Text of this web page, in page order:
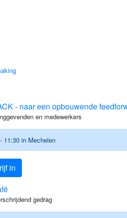
- naar een opbouwende
en medewerkers
11:30 in Mechelen
in
gedrag